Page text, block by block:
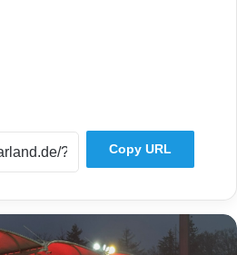
Copy URL